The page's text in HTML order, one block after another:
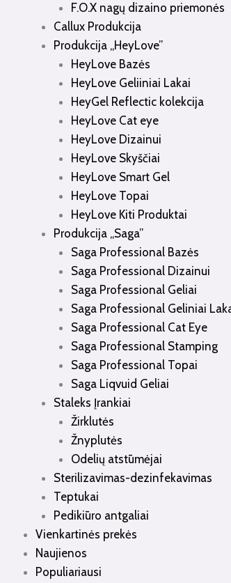
F.O.X nagų dizaino priemonės
Callux Produkcija
Produkcija „HeyLove”
HeyLove Bazės
HeyLove Geliiniai Lakai
HeyGel Reflectic kolekcija
HeyLove Cat eye
HeyLove Dizainui
HeyLove Skyščiai
HeyLove Smart Gel
HeyLove Topai
HeyLove Kiti Produktai
Produkcija „Saga”
Saga Professional Bazės
Saga Professional Dizainui
Saga Professional Geliai
Saga Professional Geliniai
Saga Professional Cat Eye
Saga Professional Stamping
Saga Professional Topai
Saga Liqvuid Geliai
Staleks Įrankiai
Žirklutės
Žnyplutės
Odelių atstūmėjai
Sterilizavimas-dezinfekavimas
Teptukai
Pedikiūro antgaliai
Vienkartinės prekės
Naujienos
Populiariausi